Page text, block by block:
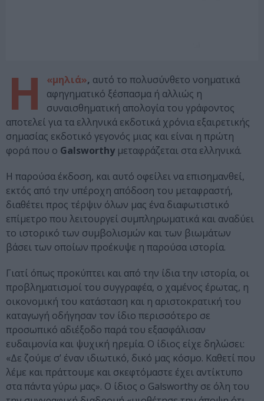
Η «μηλιά», αυτό το πολυσύνθετο νοηματικά
αφηγηματικό ξέσπασμα ή αλλιώς η
συναισθηματική απολογία του γράφοντος
αποτελεί για τα ελληνικά εκδοτικά χρόνια εξαιρετικής
σημασίας εκδοτικό γεγονός μιας και είναι η πρώτη
φορά που ο Galsworthy μεταφράζεται στα ελληνικά.
Η παρούσα έκδοση, και αυτό οφείλει να επισημανθεί,
εκτός από την υπέροχη απόδοση του μεταφραστή,
διαθέτει προς τέρψιν όλων μας ένα διαφωτιστικό
επίμετρο που λειτουργεί συμπληρωματικά και αναδύει
το ιστορικό των συμβολισμών και των βιωμάτων
βάσει των οποίων προέκυψε η παρούσα ιστορία.
Γιατί όπως προκύπτει και από την ίδια την ιστορία, οι
προβληματισμοί του συγγραφέα, ο χαμένος έρωτας, η
οικονομική του κατάσταση και η αριστοκρατική του
καταγωγή οδήγησαν τον ίδιο περισσότερο σε
προσωπικό αδιέξοδο παρά του εξασφάλισαν
ευδαιμονία και ψυχική ηρεμία. Ο ίδιος είχε δηλώσει:
«Δε ζούμε σ’ έναν ιδιωτικό, δικό μας κόσμο. Καθετί που
λέμε και πράττουμε και σκεφτόμαστε έχει αντίκτυπο
στα πάντα γύρω μας». Ο ίδιος ο Galsworthy σε όλη του